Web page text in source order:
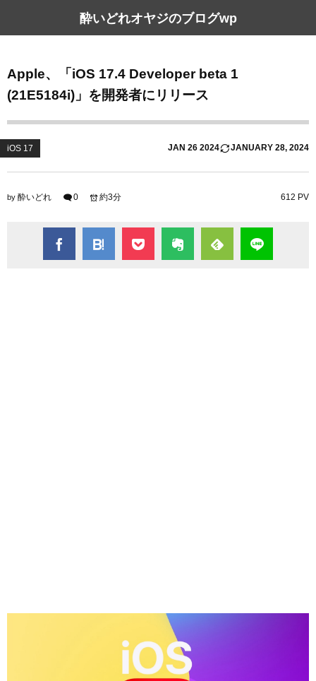
酔いどれオヤジのブログwp
Apple、「iOS 17.4 Developer beta 1
(21E5184i)」を開発者にリリース
iOS 17 JAN 26 2024 JANUARY 28, 2024
by 酔いどれ 0 612 PV
約3分